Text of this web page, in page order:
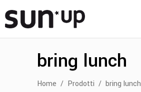
bring lunch
Home / Prodotti / bring lunch